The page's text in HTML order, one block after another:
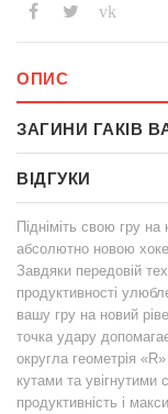
vk
ОПИС
ЗАГИНИ ГАКІВ
ВІДГУКИ
Підніміть свою гру
абсолютно новою
Завдяки передовій
продуктивності
вашу гру на новий
точка удару
округла геометрія
кутами та
продуктивність і